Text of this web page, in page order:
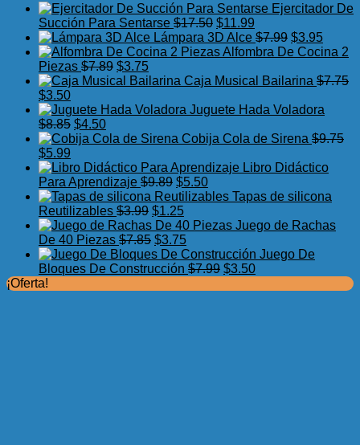
Ejercitador De
Succión Para Sentarse $17.50 El
precio
original
$17.50.
$11.99
precio
actual
$11.99.
Lámpara 3D Alce $7.99 El
precio
era:
$3.95El
precio
es:
Alfombra De Cocina 2
Piezas $7.89 El
precio
era:
$3.75El
precio
es:
Caja Musical Bailarina $7.75
El
precio
original
era:
$7.75.
$3.50El
precio
actual
es:
Juguete Hada Voladora
$8.85 El
precio
era:
$8.85.
$4.50El
precio
es:
$4.50.
Cobija Cola de Sirena $9.75
El
precio
original
era:
$9.75.
$5.99
precio
actual
es:
$5.99.
Libro Didáctico
Para Aprendizaje $9.89 El
precio
original
era:
$9.89.
$5.50El
precio
es:
Tapas de silicona
Reutilizables $3.99 El
precio
original
era:
$3.99.
$1.25El
precio
actual
es:
$1.25.
Juego de Rachas
De 40 Piezas $7.85 El
precio
original
$3.75El
precio
actual
Juego De
Bloques De Construcción $7.99 El
$3.50El
¡Oferta!